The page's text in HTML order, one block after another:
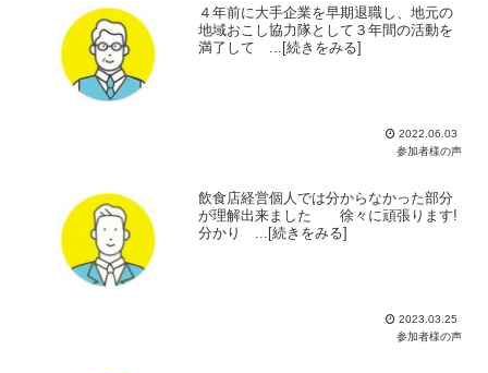
４年前に大手企業を早期退職し、地元の
地域おこし協力隊として３年間の活動を
満了して ...[続きをみる]
2022.06.03
参加者様の声
飲食店経営個人では分からなかった部分
が理解出来ました 徐々に頑張ります!
分かり ...[続きをみる]
2023.03.25
参加者様の声